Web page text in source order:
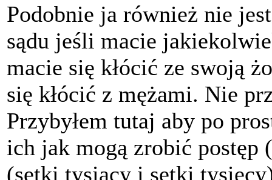
Podobnie ja również nie
sądu jeśli macie
macie się kłócić ze swoją
się kłócić z mężami. Nie
Przybyłem tutaj aby po
ich jak mogą zrobić postęp
(setki tysiący i setki